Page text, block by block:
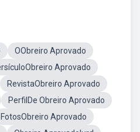
OObreiro Aprovado
Aprovado
RevistaObreiro Aprovado
PerfilDe Obreiro Aprovado
FotosObreiro Aprovado